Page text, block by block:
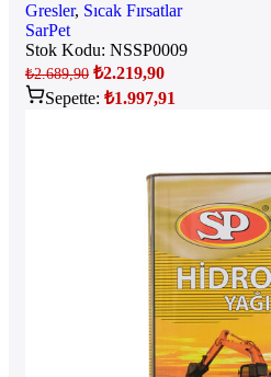
Gresler, Sıcak Fırsatlar
SarPet
Stok Kodu: NSSP0009
₺2.689,90 ₺2.219,90
Sepette: ₺1.997,91